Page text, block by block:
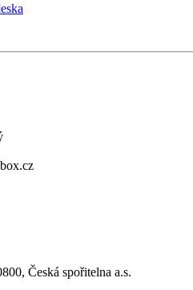
Česká spořitelna a.s.